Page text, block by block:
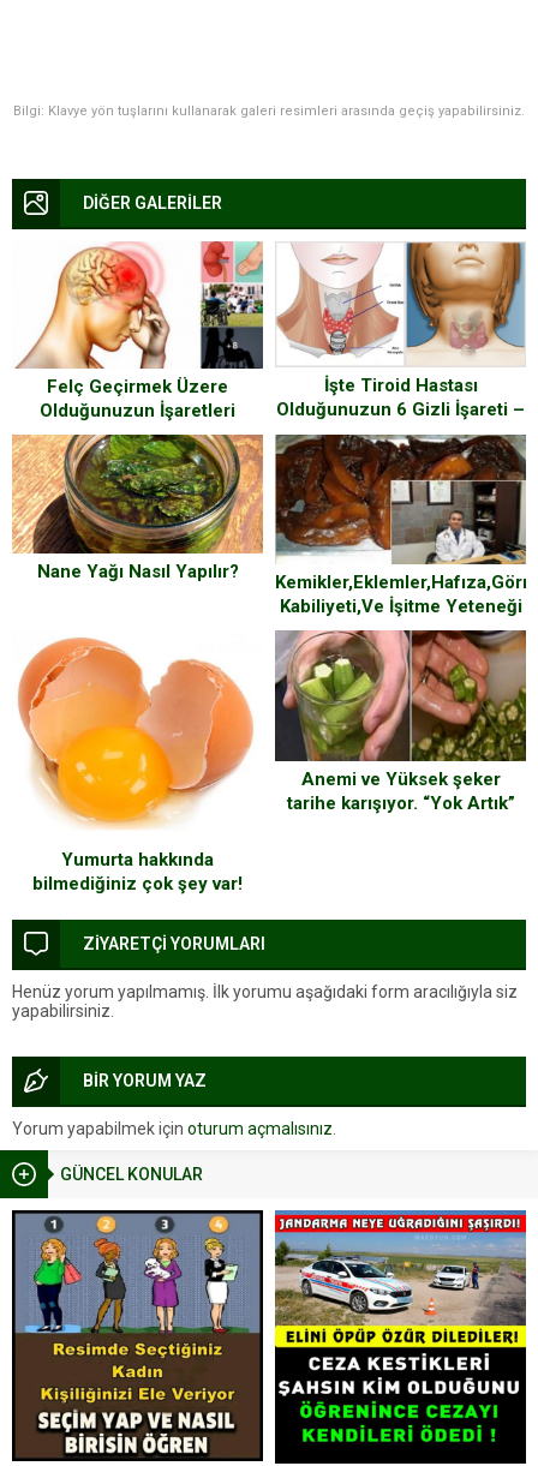
GÜNCEL KONULAR
Bilgi: Klavye yön tuşlarını kullanarak galeri resimleri arasında geçiş yapabilirsiniz.
DİĞER GALERİLER
Felç Geçirmek Üzere
Olduğunuzun İşaretleri
İşte Tiroid Hastası
Olduğunuzun 6 Gizli İşareti –
Bende Yoktur Demeyin
Mutlaka Kontrol Edin
Nane Yağı Nasıl Yapılır?
Kabiliyeti,Ve İşitme Yeteneği
Bu Doğal Tarif % 80 Geliştirir
Yumurta hakkında
bilmediğiniz çok şey var!
Anemi ve Yüksek şeker
tarihe karışıyor. “Yok Artık”
ZİYARETÇİ YORUMLARI
Henüz yorum yapılmamış. İlk yorumu aşağıdaki form aracılığıyla siz
yapabilirsiniz.
BİR YORUM YAZ
Yorum yapabilmek için oturum açmalısınız